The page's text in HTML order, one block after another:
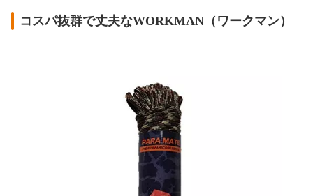
コスパ抜群で丈夫なWORKMAN（ワークマン）